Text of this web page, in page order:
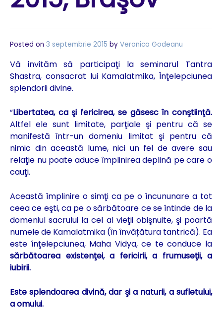
Posted on 3 septembrie 2015 by Veronica Godeanu
Vă invităm să participaţi la seminarul Tantra
Shastra, consacrat lui Kamalatmika, Înţelepciunea
splendorii divine.
”Libertatea, ca şi fericirea, se găsesc în conştiinţă.
Altfel ele sunt limitate, parţiale şi pentru că se
manifestă într-un domeniu limitat şi pentru că
nimic din această lume, nici un fel de avere sau
relaţie nu poate aduce împlinirea deplină pe care o
cauţi.
Această împlinire o simţi ca pe o încununare a tot
ceea ce eşti, ca pe o sărbătoare ce se întinde de la
domeniul sacrului la cel al vieţii obişnuite, şi poartă
numele de Kamalatmika (în învățătura tantrică). Ea
este înţelepciunea, Maha Vidya, ce te conduce la
sărbătoarea existenţei, a fericirii, a frumuseţii, a
iubirii.
Este splendoarea divină, dar şi a naturii, a sufletului,
a omului.